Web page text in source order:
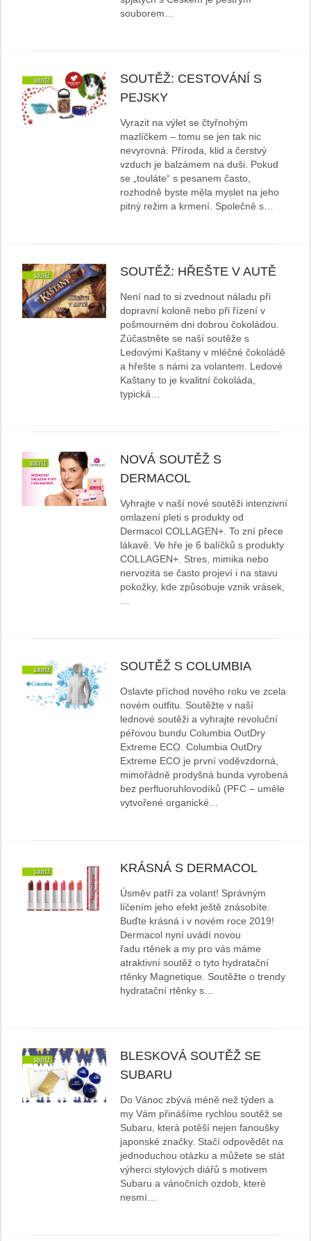
souborem…
SOUTĚŽ: CESTOVÁNÍ S
PEJSKY
Vyrazit na výlet se čtyřnohým
mazlíčkem – tomu se jen tak nic
nevyrovná. Příroda, klid a čerstvý
vzduch je balzámem na duši. Pokud
se „touláte“ s pesanem často,
rozhodně byste měla myslet na jeho
pitný režim a krmení. Společně s…
SOUTĚŽ: HŘEŠTE V AUTĚ
Není nad to si zvednout náladu při
dopravní koloně nebo při řízení v
pošmourném dni dobrou čokoládou.
Zúčastněte se naší soutěže s
Ledovými Kaštany v mléčné čokoládě
a hřešte s námi za volantem. Ledové
Kaštany to je kvalitní čokoláda,
typická…
NOVÁ SOUTĚŽ S
DERMACOL
Vyhrajte v naší nové soutěži intenzivní
omlazení pleti s produkty od
Dermacol COLLAGEN+. To zní přece
lákavě. Ve hře je 6 balíčků s produkty
COLLAGEN+. Stres, mimika nebo
nervozita se často projeví i na stavu
pokožky, kde způsobuje vznik vrásek,
…
SOUTĚŽ S COLUMBIA
Oslavte příchod nového roku ve zcela
novém outfitu. Soutěžte v naší
lednové soutěži a vyhrajte revoluční
péřovou bundu Columbia OutDry
Extreme ECO. Columbia OutDry
Extreme ECO je první voděvzdorná,
mimořádně prodyšná bunda vyrobená
bez perfluoruhlovodíků (PFC – uměle
vytvořené organické…
KRÁSNÁ S DERMACOL
Úsměv patří za volant! Správným
líčením jeho efekt ještě znásobíte.
Buďte krásná i v novém roce 2019!
Dermacol nyní uvádí novou
řadu rtěnek a my pro vás máme
atraktivní soutěž o tyto hydratační
rtěnky Magnetique. Soutěžte o trendy
hydratační rtěnky s…
BLESKOVÁ SOUTĚŽ SE
SUBARU
Do Vánoc zbývá méně než týden a
my Vám přinášíme rychlou soutěž se
Subaru, která potěší nejen fanoušky
japonské značky. Stačí odpovědět na
jednoduchou otázku a můžete se stát
výherci stylových diářů s motivem
Subaru a vánočních ozdob, které
nesmí…